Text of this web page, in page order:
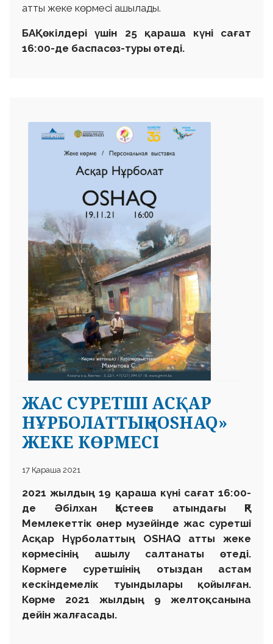
атты жеке көрмесі ашылады.
БАҚ өкілдері үшін 25 қараша күні сағат
16:00-де баспасөз-туры өтеді.
ЖАС СУРЕТШІ АСҚАР
НҰРБОЛАТТЫҢ «OSHAQ»
ЖЕКЕ КӨРМЕСІ
17 Қараша 2021
2021 жылдың 19 қараша күні сағат 16:00-
де Әбілхан Қастеев атындағы ҚР
Мемлекеттік өнер музейінде жас суретші
Асқар Нұрболаттың OSHAQ атты жеке
көрмесінің ашылу салтанаты өтеді.
Көрмеге суретшінің отыздан астам
кескіндемелік туындылары қойылған.
Көрме 2021 жылдың 9 желтоқсанына
дейін жалғасады.